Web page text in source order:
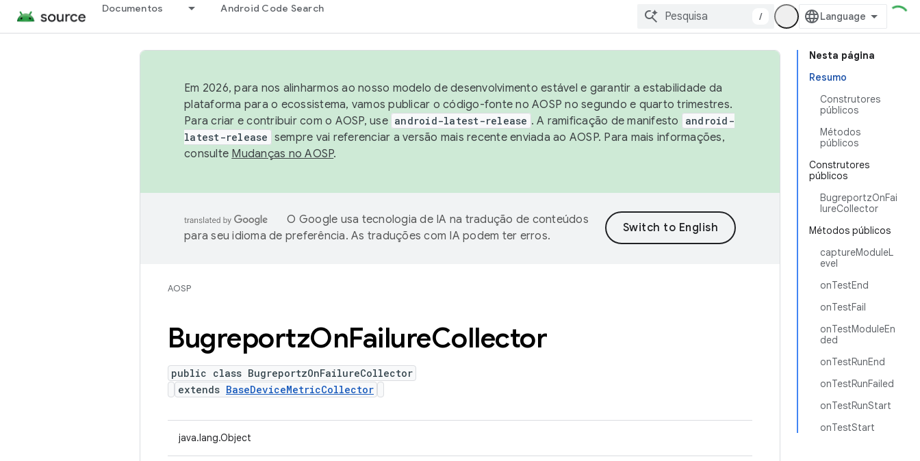
Documentos Android Code Search
/
Nesta página
Resumo
Construtores
públicos
Métodos
públicos
Construtores
públicos
BugreportzOnFai
lureCollector
Métodos públicos
captureModuleL
evel
onTestEnd
onTestFail
onTestModuleEn
ded
onTestRunEnd
onTestRunFailed
onTestRunStart
onTestStart
Em 2026, para nos alinharmos ao nosso modelo de desenvolvimento estável e garantir a estabilidade da
plataforma para o ecossistema, vamos publicar o código-fonte no AOSP no segundo e quarto trimestres.
Para criar e contribuir com o AOSP, use android-latest-release . A ramificação de manifesto
android-
latest-release sempre vai referenciar a versão mais recente enviada ao AOSP. Para mais informações,
consulte Mudanças no AOSP.
O Google usa tecnologia de IA na tradução de conteúdos
para seu idioma de preferência. As traduções com IA podem ter erros.
AOSP
BugreportzOnFailureCollector
public class BugreportzOnFailureCollector
extends BaseDeviceMetricCollector
java.lang.Object